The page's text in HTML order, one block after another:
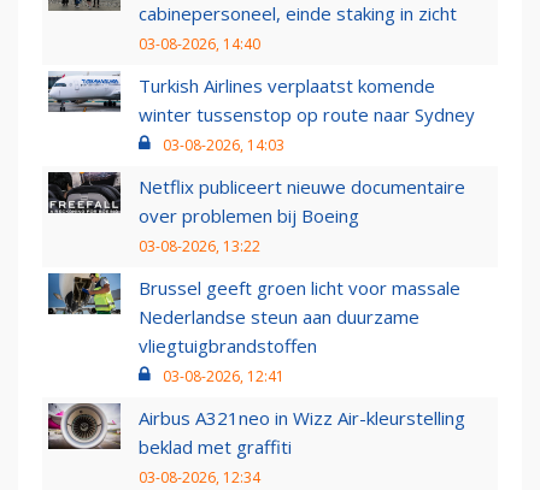
cabinepersoneel, einde staking in zicht
03-08-2026, 14:40
Turkish Airlines verplaatst komende
winter tussenstop op route naar Sydney
03-08-2026, 14:03
Netflix publiceert nieuwe documentaire
over problemen bij Boeing
03-08-2026, 13:22
Brussel geeft groen licht voor massale
Nederlandse steun aan duurzame
vliegtuigbrandstoffen
03-08-2026, 12:41
Airbus A321neo in Wizz Air-kleurstelling
beklad met graffiti
03-08-2026, 12:34